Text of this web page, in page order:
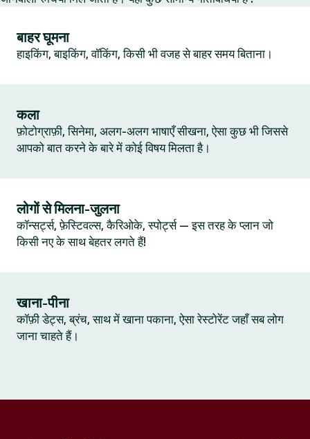
बाहर घूमना
हाइकिंग, बाइकिंग, वॉकिंग, किसी भी वजह से बाहर समय बिताना।
कला
फ़ोटोग्राफ़ी, सिनेमा, अलग-अलग भाषाएँ सीखना, ऐसा कुछ भी जिससे
आपको बात करने के बारे में कोई विषय मिलता है।
लोगों से मिलना-जुलना
कॉन्सर्ट्स, फ़ेस्टिवल्स, कैरिओके, स्पोर्ट्स — इस तरह के प्लान जो
किसी नए के साथ बेहतर लगते हैं!
खाना-पीना
कॉफ़ी डेट्स, ब्रंच, साथ में खाना पकाना, ऐसा रेस्टोरेंट जहाँ सब लोग
जाना चाहते हैं।